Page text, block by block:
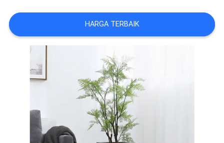
KASUS
MINTA
PENAWARAN
HARGA
SITEMAP
HARGA TERBAIK